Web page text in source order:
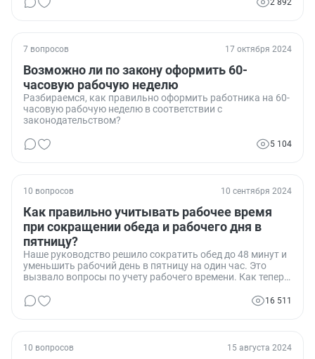
2 892
7 вопросов 17 октября 2024
Возможно ли по закону оформить 60-
часовую рабочую неделю
Разбираемся, как правильно оформить работника на 60-
часовую рабочую неделю в соответствии с
законодательством?
5 104
10 вопросов 10 сентября 2024
Как правильно учитывать рабочее время
при сокращении обеда и рабочего дня в
пятницу?
Наше руководство решило сократить обед до 48 минут и
уменьшить рабочий день в пятницу на один час. Это
вызвало вопросы по учету рабочего времени. Как теперь
Ставить ли в нем 8 часов работы или учитывать
16 511
10 вопросов 15 августа 2024